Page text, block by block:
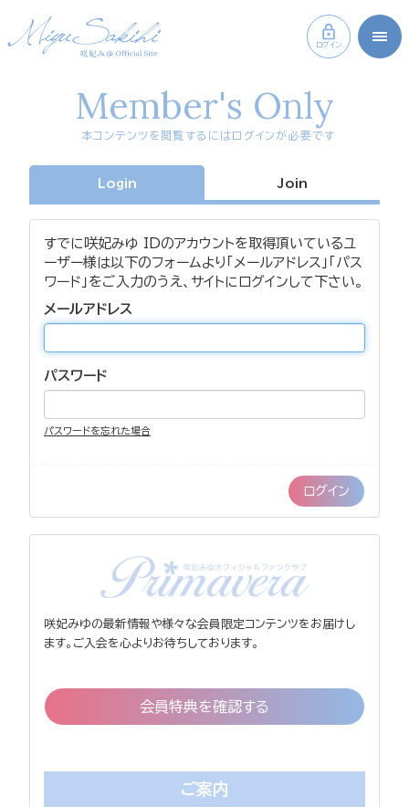
ログイン
Member's Only
本コンテンツを閲覧するにはログインが必要です
Login Join
すでに咲妃みゆ IDのアカウントを取得頂いているユ
ーザー様は以下のフォームより「メールアドレス」「パス
ワード」をご入力のうえ、サイトにログインして下さい。
メールアドレス
パスワード
パスワードを忘れた場合
咲妃みゆの最新情報や様々な会員限定コンテンツをお届けし
ます。ご入会を心よりお待ちしております。
会員特典を確認する
ご案内